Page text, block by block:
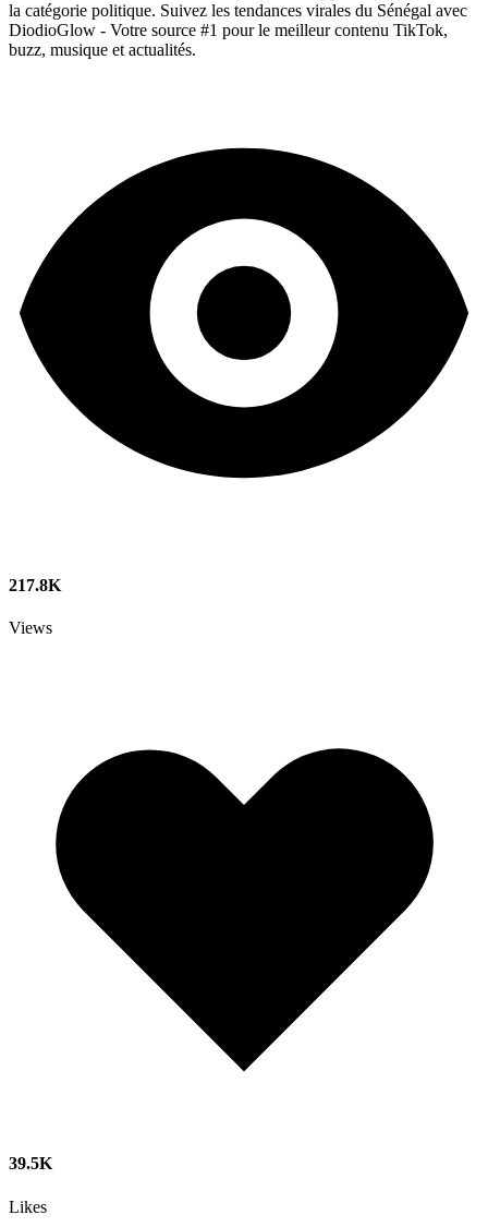
la catégorie politique. Suivez les tendances virales du Sénégal avec
DiodioGlow - Votre source #1 pour le meilleur contenu TikTok,
buzz, musique et actualités.
217.8K
Views
39.5K
Likes